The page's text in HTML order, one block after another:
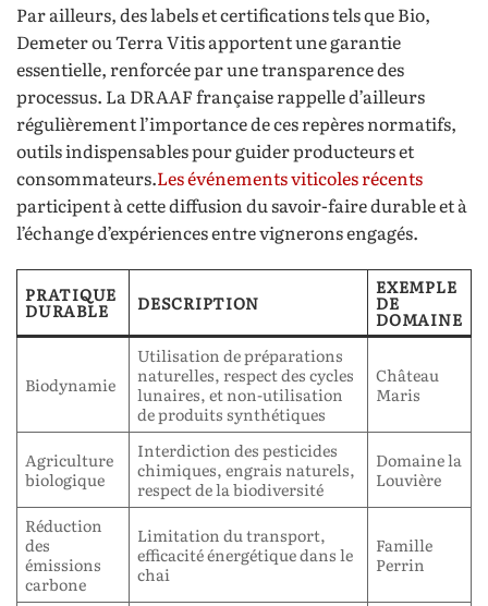
Par ailleurs, des labels et certifications tels que Bio,
Demeter ou Terra Vitis apportent une garantie
essentielle, renforcée par une transparence des
processus. La DRAAF française rappelle d’ailleurs
régulièrement l’importance de ces repères normatifs,
outils indispensables pour guider producteurs et
consommateurs.Les événements viticoles récents
participent à cette diffusion du savoir-faire durable et à
l’échange d’expériences entre vignerons engagés.
PRATIQUE
DURABLE DESCRIPTION
EXEMPLE
DE
DOMAINE
Biodynamie
Utilisation de préparations
naturelles, respect des cycles
lunaires, et non-utilisation
de produits synthétiques
Château
Maris
Agriculture
biologique
Interdiction des pesticides
chimiques, engrais naturels,
respect de la biodiversité
Domaine la
Louvière
Réduction
des
émissions
carbone
Limitation du transport,
efficacité énergétique dans le
chai
Famille
Perrin